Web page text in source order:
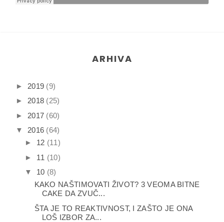
ARHIVA
► 2019 (9)
► 2018 (25)
► 2017 (60)
▼
2016 (64)
► 12 (11)
► 11 (10)
▼
10 (8)
KAKO NAŠTIMOVATI ŽIVOT? 3 VEOMA BITNE
CAKE DA ZVUČ...
ŠTA JE TO REAKTIVNOST, I ZAŠTO JE ONA
LOŠ IZBOR ZA...